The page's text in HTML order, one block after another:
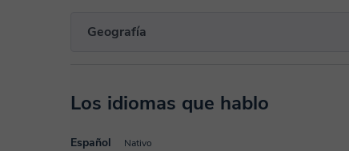
Geografía
Los idiomas que hablo
Español Nativo